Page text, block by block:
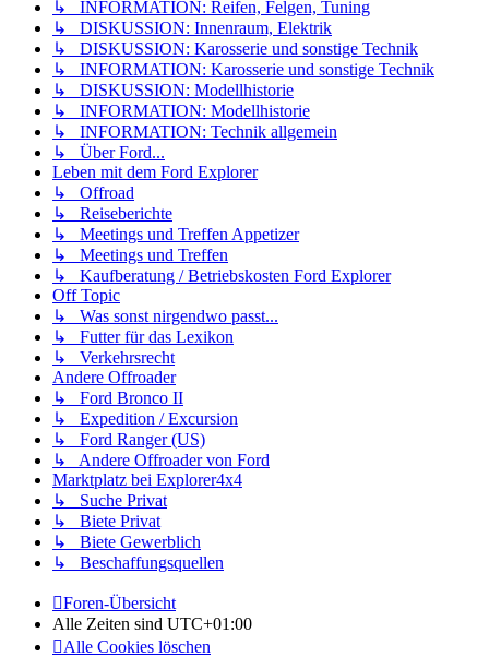
↳ INFORMATION: Reifen, Felgen, Tuning
↳ DISKUSSION: Innenraum, Elektrik
↳ DISKUSSION: Karosserie und sonstige Technik
↳ INFORMATION: Karosserie und sonstige Technik
↳ DISKUSSION: Modellhistorie
↳ INFORMATION: Modellhistorie
↳ INFORMATION: Technik allgemein
↳ Über Ford...
Leben mit dem Ford Explorer
↳ Offroad
↳ Reiseberichte
↳ Meetings und Treffen Appetizer
↳ Meetings und Treffen
↳ Kaufberatung / Betriebskosten Ford Explorer
Off Topic
↳ Was sonst nirgendwo passt...
↳ Futter für das Lexikon
↳ Verkehrsrecht
Andere Offroader
↳ Ford Bronco II
↳ Expedition / Excursion
↳ Ford Ranger (US)
↳ Andere Offroader von Ford
Marktplatz bei Explorer4x4
↳ Suche Privat
↳ Biete Privat
↳ Biete Gewerblich
↳ Beschaffungsquellen
Foren-Übersicht
Alle Zeiten sind UTC+01:00
Alle Cookies löschen